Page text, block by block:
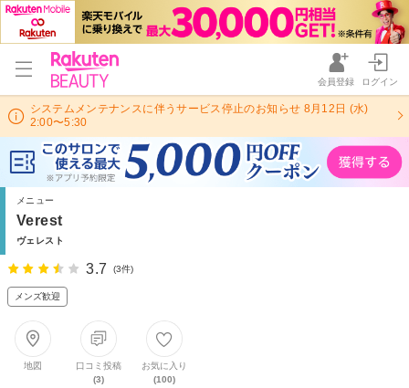
会員登録 ログイン
システムメンテナンスに伴うサービス停止のお知らせ 8月12日 (水)
2:00〜5:30
メニュー
Verest
ヴェレスト
3.7 (3件)
メンズ歓迎
地図
口コミ投稿
(3)
お気に入り
(100)